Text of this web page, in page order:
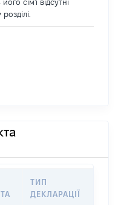
сім'ї відсутні
ТИП
ДЕКЛАРАЦІЇ